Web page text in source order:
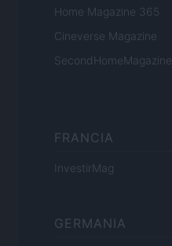
Home Magazine 365
Cineverse Magazine
SecondHomeMagazine
FRANCIA
InvestirMag
GERMANIA